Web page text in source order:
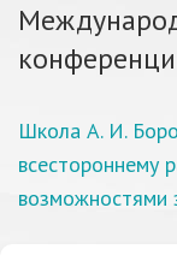
Школа А. И.
всестороннему
возможностями